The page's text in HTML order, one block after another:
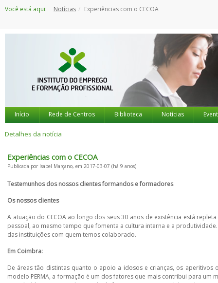
paraVocê está aqui: Notícias Experiências com o CECOA
Início Rede de Centros Biblioteca Notícias
Detalhes da notícia
Experiências com o CECOA
Publicada por Isabel Marçano, em 2017-03-07 (há 9 anos)
Testemunhos dos nossos clientes formandos e formadores
Os nossos clientes
A atuação do CECOA ao longo dos seus 30 anos de existência está
pessoal, ao mesmo tempo que fomenta a cultura interna e a
das instituições com quem temos colaborado.
Em Coimbra:
De áreas tão distintas quanto o apoio a idosos e crianças, os
modelo PERMA, a formação é um dos fatores que mais contribui para